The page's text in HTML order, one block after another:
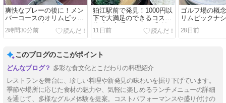
爽快なプレーの後に！メン
バーコースのオリムピック
ナショナルゴルフコース
WESTで出会った絶品「冷
#ランチ
2時間30分前
狛江駅前で発見！1000円以
下で大満足のできるコスパ
抜群の家系ラーメン「狛江
商店」！ #グルメ #食べ歩
11日前
ゴルフ場の概
リムピックナ
フコース
とガーリック
28日前
このブログのここがポイント
多彩な食文化とこだわりの料理紹介
レストランを舞台に、珍しい料理や新発見の味わいを掘り下げています。
季節や場所に応じた食材の魅力や、気軽に楽しめるランチメニューの詳細
を通じて、多様なグルメ体験を提案。コストパフォーマンスや盛り付けの